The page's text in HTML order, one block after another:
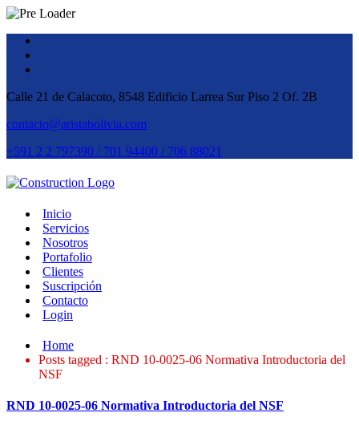
Calle 21 de Calacoto, 8548 Edificio Larrea Sur Piso 2 Of. 2B
contacto@aristabolivia.com
+591 2 2 797390 / 701 94400 / 706 88021
Inicio
Servicios
Nosotros
Portafolio
Clientes
Suscripción
Contacto
Login
Home
Posts tagged : RND 10-0025-06 Normativa Introductoria del
NSF
RND 10-0025-06 Normativa Introductoria del NSF